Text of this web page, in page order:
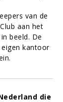
van de
aan het
beeld. De
eigen kantoor
die